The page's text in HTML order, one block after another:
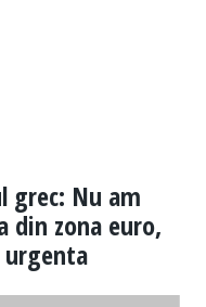
grec: Nu am
din zona euro,